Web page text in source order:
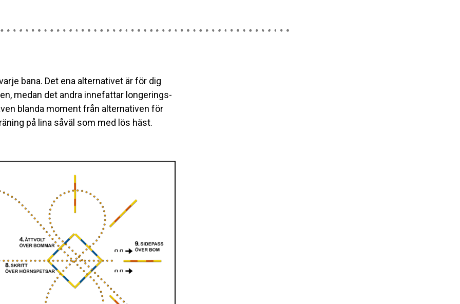
bana. Det ena alternativet är för dig
medan det andra innefattar longerings-
blanda moment från alternativen för
på lina såväl som med lös häst.